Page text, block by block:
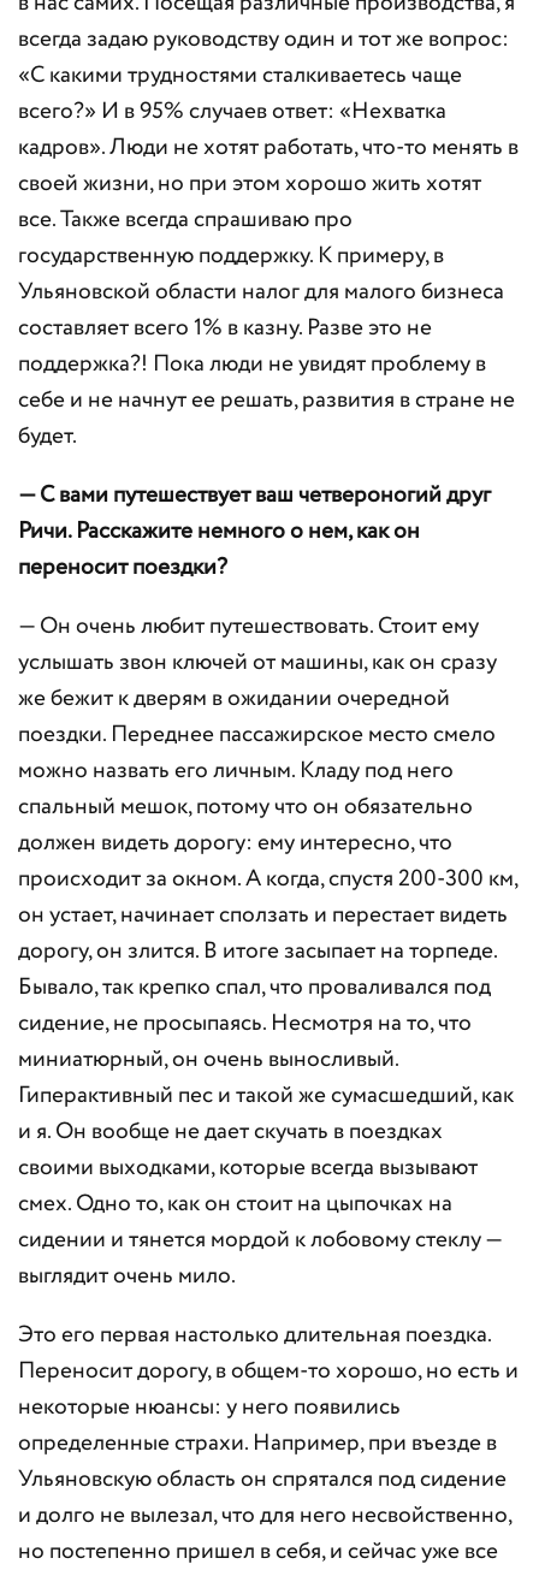
всегда задаю руководству один и тот же вопрос:
«С какими трудностями сталкиваетесь чаще
всего?» И в 95% случаев ответ: «Нехватка
кадров». Люди не хотят работать, что-то менять в
своей жизни, но при этом хорошо жить хотят
все. Также всегда спрашиваю про
государственную поддержку. К примеру, в
Ульяновской области налог для малого бизнеса
составляет всего 1% в казну. Разве это не
поддержка?! Пока люди не увидят проблему в
себе и не начнут ее решать, развития в стране не
будет.
— С вами путешествует ваш четвероногий друг
Ричи. Расскажите немного о нем, как он
переносит поездки?
— Он очень любит путешествовать. Стоит ему
услышать звон ключей от машины, как он сразу
же бежит к дверям в ожидании очередной
поездки. Переднее пассажирское место смело
можно назвать его личным. Кладу под него
спальный мешок, потому что он обязательно
должен видеть дорогу: ему интересно, что
происходит за окном. А когда, спустя 200-300 км,
он устает, начинает сползать и перестает видеть
дорогу, он злится. В итоге засыпает на торпеде.
Бывало, так крепко спал, что проваливался под
сидение, не просыпаясь. Несмотря на то, что
миниатюрный, он очень выносливый.
Гиперактивный пес и такой же сумасшедший, как
и я. Он вообще не дает скучать в поездках
своими выходками, которые всегда вызывают
смех. Одно то, как он стоит на цыпочках на
сидении и тянется мордой к лобовому стеклу —
выглядит очень мило.
Это его первая настолько длительная поездка.
Переносит дорогу, в общем-то хорошо, но есть и
некоторые нюансы: у него появились
определенные страхи. Например, при въезде в
Ульяновскую область он спрятался под сидение
и долго не вылезал, что для него несвойственно,
но постепенно пришел в себя, и сейчас уже все